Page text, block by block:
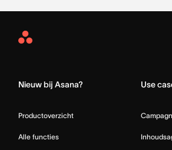
Asana
Nieuw bij Asana?
Productoverzicht
Alle functies
Use